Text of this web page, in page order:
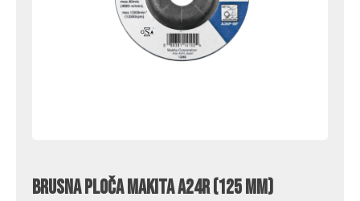
Brusna ploča Makita A24R (125 mm)